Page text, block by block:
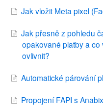
Jak vložit Meta pixel
Jak přesně z pohledu
opakované platby a
ovlivnit?
Automatické párování
Propojení FAPI s